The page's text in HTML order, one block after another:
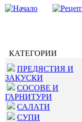
КАТЕГОРИИ
ПРЕДЯСТИЯ И
ЗАКУСКИ
СОСОВЕ И
ГАРНИТУРИ
САЛАТИ
СУПИ